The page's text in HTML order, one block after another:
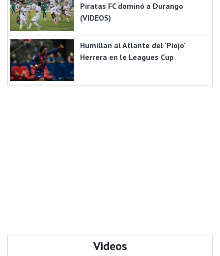
Piratas FC dominó a Durango
(VIDEOS)
Humillan al Atlante del 'Piojo'
Herrera en le Leagues Cup
Videos